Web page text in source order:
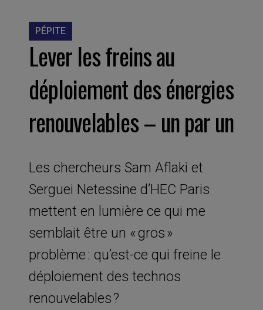
PÉPITE
Lever les freins au
déploiement des énergies
renouvelables – un par un
Les chercheurs Sam Aflaki et
Serguei Netessine d’HEC Paris
mettent en lumière ce qui me
semblait être un « gros »
problème : qu’est-ce qui freine le
déploiement des technos
renouvelables ?